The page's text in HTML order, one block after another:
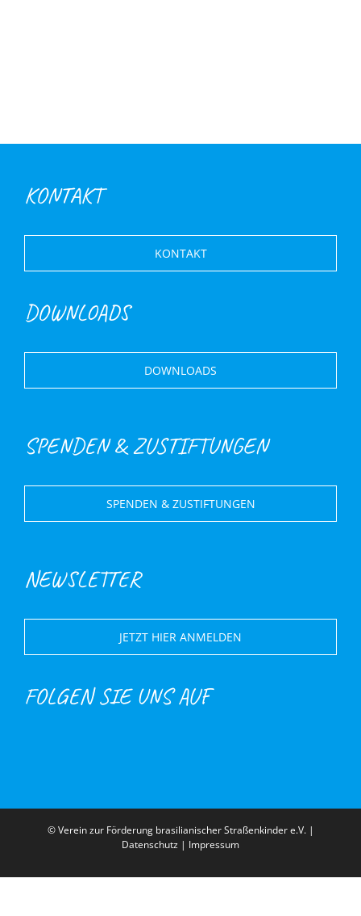
KONTAKT
KONTAKT
DOWNLOADS
DOWNLOADS
SPENDEN & ZUSTIFTUNGEN
SPENDEN & ZUSTIFTUNGEN
NEWSLETTER
JETZT HIER ANMELDEN
FOLGEN SIE UNS AUF
© Verein zur Förderung brasilianischer Straßenkinder e.V. |
Datenschutz | Impressum